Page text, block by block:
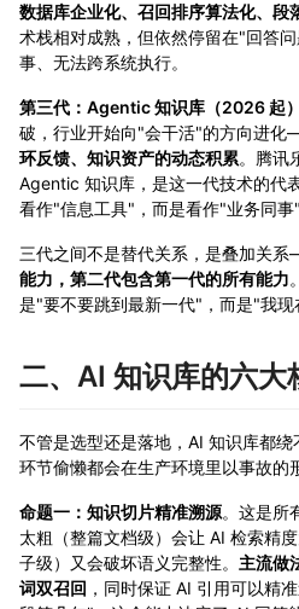
数据库企业化、召回排序算法化、段
术栈相对成熟，但依然停留在"回答
事、无法跨系统执行。
第三代：Agentic 知识库（2026 起）
破，行业开始向"会干活"的方向进
环反馈、知识资产的动态积累。腾讯
Agentic 知识库，是这一代技术的代
看作"信息工具"，而是看作"业务同事"
三代之间不是替代关系，是叠加关
能力，第二代包含第一代的所有能力
是"要不要跳到最新一代"，而是"我现
二、AI 知识库的六大
不管是选型还是落地，AI 知识库都
环节偷懒都会在生产环境里以事故的
命题一：知识切片精准溯源。这是所
太粗（整篇文档级）会让 AI 检索精
子级）又会破坏语义完整性。 主流做
词双召回 ，同时保证 AI 引用可以精